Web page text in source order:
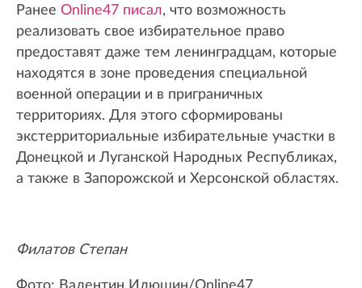
Ранее Online47 писал, что возможность
реализовать свое избирательное право
предоставят даже тем ленинградцам, которые
находятся в зоне проведения специальной
военной операции и в приграничных
территориях. Для этого сформированы
экстерриториальные избирательные участки в
Донецкой и Луганской Народных Республиках,
а также в Запорожской и Херсонской областях.
Филатов Степан